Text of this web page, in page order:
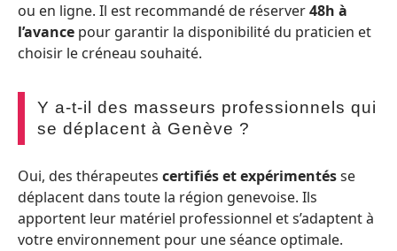
ou en ligne. Il est recommandé de réserver48h à
l’avance pour garantir la disponibilité du praticien et
choisir le créneau souhaité.
Y a-t-il des masseurs professionnels qui
se déplacent à Genève ?
Oui, des thérapeutes certifiés et expérimentésse
déplacent dans toute la région genevoise. Ils
apportent leur matériel professionnel et s’adaptent à
votre environnement pour une séance optimale.